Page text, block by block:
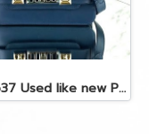
MP-10537 Used like new Proenza PS11 Mini